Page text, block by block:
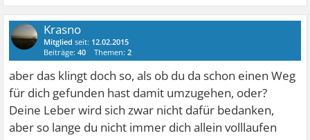
Krasno
Mitglied seit: 12.02.2015
Beiträge:40 Themen:2
aber das klingt doch so, als ob du da schon einen Weg
für dich gefunden hast damit umzugehen, oder?
Deine Leber wird sich zwar nicht dafür bedanken,
aber so lange du nicht immer dich allein volllaufen